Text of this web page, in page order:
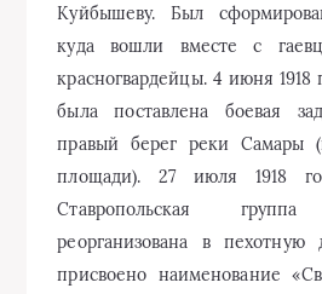
Куйбышеву. Был
куда вошли вместе с
красногвардейцы. 4 июня 1918
была поставлена боевая
правый берег реки Самары
площади). 27 июля 1918
Ставропольская
реорганизована в
присвоено наименование